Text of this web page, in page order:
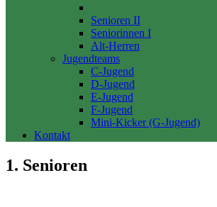
Senioren II
Seniorinnen I
Alt-Herren
Jugendteams
C-Jugend
D-Jugend
E-Jugend
F-Jugend
Mini-Kicker (G-Jugend)
Kontakt
1. Senioren